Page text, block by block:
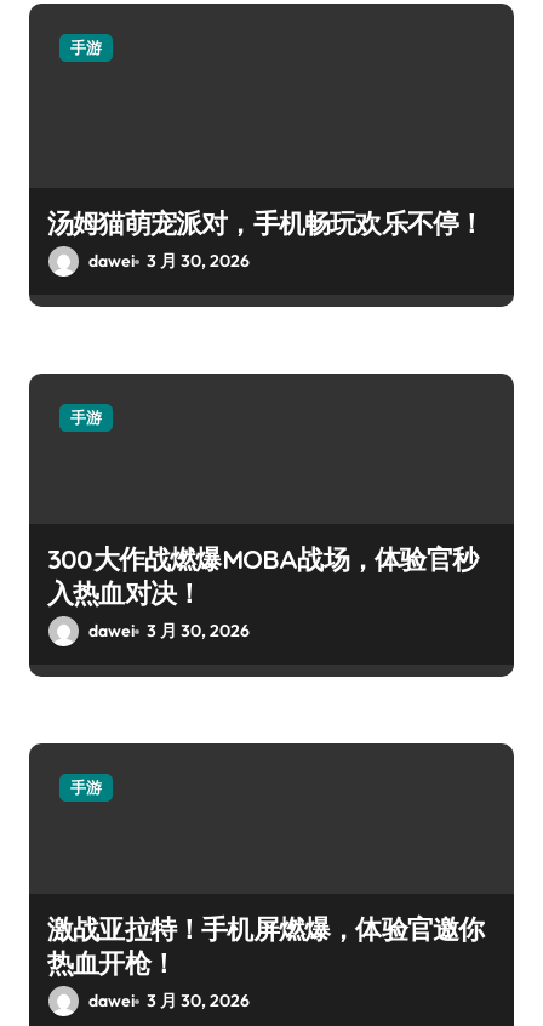
手游
汤姆猫萌宠派对，手机畅玩欢乐不停！
dawei 3 月 30, 2026
手游
300大作战燃爆MOBA战场，体验官秒
入热血对决！
dawei 3 月 30, 2026
手游
激战亚拉特！手机屏燃爆，体验官邀你
热血开枪！
dawei 3 月 30, 2026